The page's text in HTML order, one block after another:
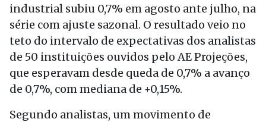
industrial subiu 0,7% em agosto ante julho, na
série com ajuste sazonal. O resultado veio no
teto do intervalo de expectativas dos analistas
de 50 instituições ouvidos pelo AE Projeções,
que esperavam desde queda de 0,7% a avanço
de 0,7%, com mediana de +0,15%.
Segundo analistas, um movimento de